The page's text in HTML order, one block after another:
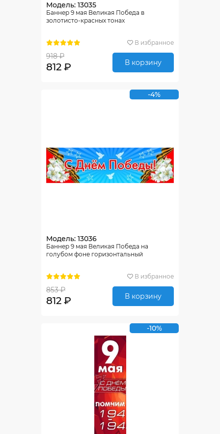
Модель: 13035
Баннер 9 мая Великая Победа в
золотисто-красных тонах
В избранное
918 ₽
812 ₽ В корзину
-4%
Модель: 13036
Баннер 9 мая Великая Победа на
голубом фоне горизонтальный
В избранное
853 ₽
812 ₽ В корзину
-10%